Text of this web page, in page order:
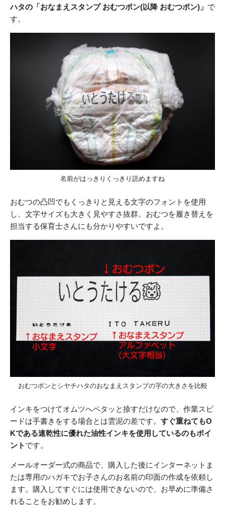
ハタの「おなまえスタンプ おむつポン(以降 おむつポン)」 で
す。
名前がはっきりくっきり読めますね
おむつの凸凹でもくっきりと見える文字のフォントを使用
し、文字サイズも大きく見やすさ抜群。おむつを履き替えを
担当する保育士さんにも分かりやすいですよ。
おむつポンとシヤチハタのおなまえスタンプの字の大きさを比較
インキをつけてオムツへペタッと捺すだけなので、作業スピ
ードは手書きをする場合とは雲泥の差です。 すぐ重ねてもO
Kである速乾性に優れた油性インキを使用しているのもポイ
ント です。
メールオーダー式の商品で、購入した後にインターネットま
たは専用のハガキでお子さんのお名前の印面の作成を依頼し
ます。購入してすぐには使用できないので、お早めに準備さ
れることをお勧めします。